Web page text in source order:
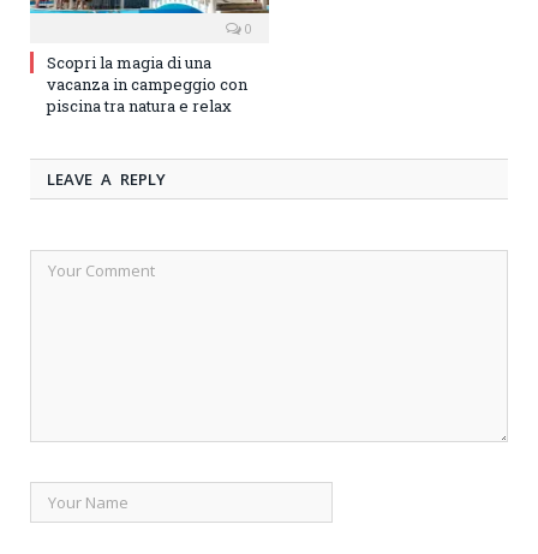
0
Scopri la magia di una
vacanza in campeggio con
piscina tra natura e relax
LEAVE A REPLY